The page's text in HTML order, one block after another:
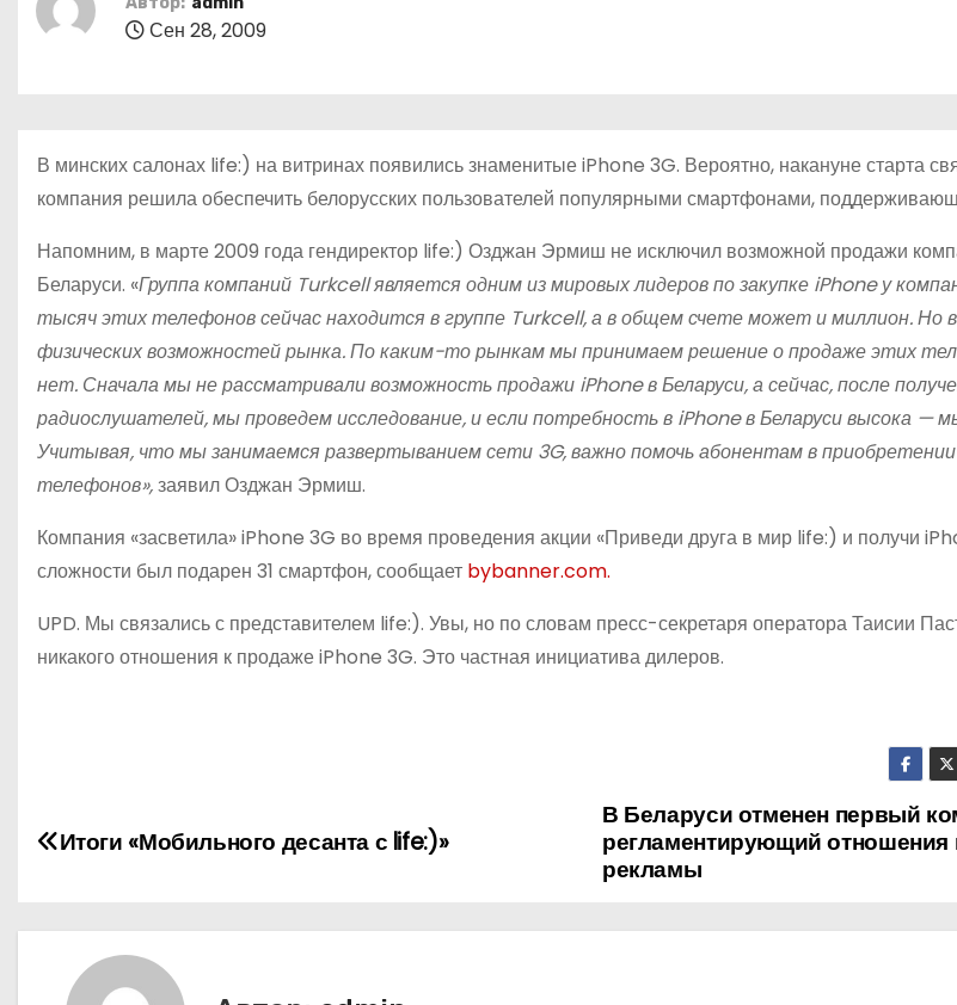
Сен 28, 2009
В минских салонах life:) на витринах появились знаменитые iPhone 3G. Вероятно, накануне старта
компания решила обеспечить белорусских пользователей популярными смартфонами,
Напомним, в марте 2009 года гендиректор life:) Озджан Эрмиш не исключил возможной продажи
Беларуси. «Группа компаний Turkcell является одним из мировых лидеров по закупке iPhone у
тысяч этих телефонов сейчас находится в группе Turkcell, а в общем счете может и миллион. Но
физических возможностей рынка. По каким-то рынкам мы принимаем решение о продаже этих
нет. Сначала мы не рассматривали возможность продажи iPhone в Беларуси, а сейчас, после
радиослушателей, мы проведем исследование, и если потребность в iPhone в Беларуси высока —
Учитывая, что мы занимаемся развертыванием сети 3G, важно помочь абонентам в
телефонов»,заявил Озджан Эрмиш.
Компания «засветила» iPhone 3G во время проведения акции «Приведи друга в мир life:) и получи
сложности был подарен 31 смартфон, сообщает bybanner.com.
UPD. Мы связались с представителем life:). Увы, но по словам пресс-секретаря оператора Таисии
никакого отношения к продаже iPhone 3G. Это частная инициатива дилеров.
Н
в
В Беларуси отменен первый
регламентирующий отношения
рекламы
Итоги «Мобильного десанта с life:)»